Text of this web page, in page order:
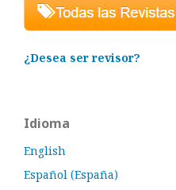
¿Desea ser revisor?
Idioma
English
Español (España)